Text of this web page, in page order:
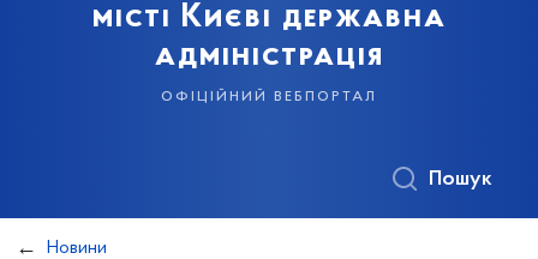
місті Києві державна
адміністрація
офіційний вебпортал
Пошук
Новини